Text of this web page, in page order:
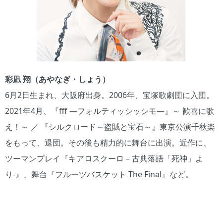
彩凪 翔（あやなぎ・しょう）
6月2日生まれ、大阪府出身。2006年、宝塚歌劇団に入団。
2021年4月、『fff ―フォルティッシッシモ―』～ 歓喜に歌
え！～ ／ 『シルクロード～盗賊と宝石～』東京公演千秋楽
をもって、退団。その後も精力的に舞台に出演。近作に、
ツーマンプレイ『キアロスクーロ – 古典落語「死神」よ
り-』、舞台『フルーツバスケット The Final』など。